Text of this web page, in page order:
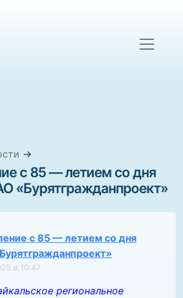
→
с 85 — летием со дня
«Бурятгражданпроект»
с 85 — летием со дня
в 10:47
региональное